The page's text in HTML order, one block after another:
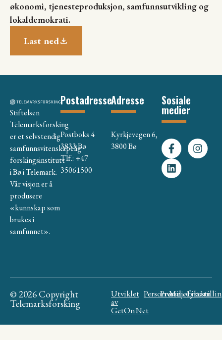
økonomi, tjenesteproduksjon, samfunnsutvikling og
lokaldemokrati.
Last ned
Stiftelsen
Telemarksforsking
er et selvstendig
samfunnsvitenskapelig
forskingsinstitutt
i Bø i Telemark.
Vår visjon er å
produsere
«kunnskap som
brukes i
samfunnet».
Postadresse
Postboks 4
3833 Bø
Tlf.: +47
35061500
Adresse
Kyrkjevegen 6,
3800 Bø
Sosiale
medier
© 2026 Copyright
Telemarksforsking
Utviklet
av
GetOnNet
Personvern
Presse
Miljøfyrtårn